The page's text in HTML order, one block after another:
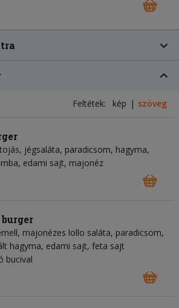
Feltétek: kép szöveg
jégsaláta, paradicsom, hagyma,
edami sajt, majonéz
majonézes lollo saláta, paradicsom,
hagyma, edami sajt, feta sajt
bucival